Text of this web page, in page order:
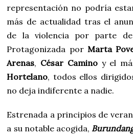
representación no podría
más de actualidad tras el
de la violencia por parte
Protagonizada porMarta
Arenas, César Caminoy el
Hortelano, todos ellos
no deja indiferente a nadie.
Estrenada a principios de
a su notable acogida,